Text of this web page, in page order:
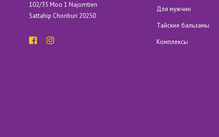
102/35 Moo 1 Najomtien
Sattahip Chonburi 20250
Для мужчин
Тайские бальзамы
Комплексы